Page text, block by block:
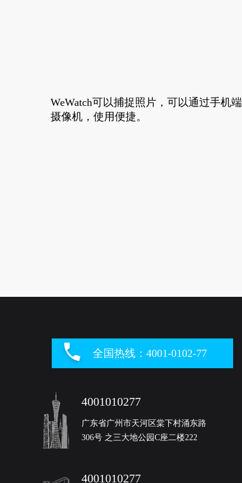
WeWatch可以捕捉照片，可以通过手机
摄像机，使用便捷。
全国热线：4001-0102-77
4001010277
广东省广州市天河区棠下村涌东路
306号 之三大地公园C座二楼222
4001010277